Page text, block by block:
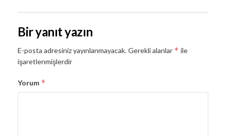
Bir yanıt yazın
E-posta adresiniz yayınlanmayacak.Gerekli alanlar * ile
işaretlenmişlerdir
Yorum *